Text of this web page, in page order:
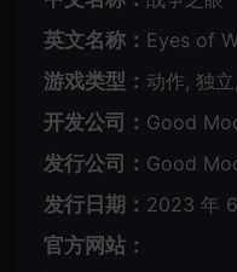
英文名称： Eyes of
游戏类型： 动作, 独
开发公司： Good
发行公司： Good
发行日期： 2023 年
官方网站：